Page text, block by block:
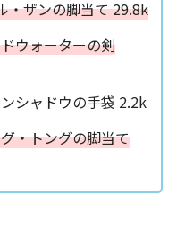
・ザンの脚当て 29.8k
ウォーターの剣
シャドウの手袋 2.2k
・トングの脚当て